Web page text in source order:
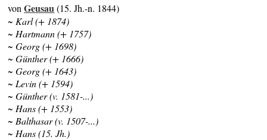
vonGeusau(15. Jh.-n. 1844)
~ Karl (+ 1874)
~ Hartmann (+ 1757)
~ Georg (+ 1698)
~ Günther (+ 1666)
~ Georg (+ 1643)
~ Levin (+ 1594)
~ Günther (v. 1581-...)
~ Hans (+ 1553)
~ Balthasar (v. 1507-...)
~ Hans (15. Jh.)